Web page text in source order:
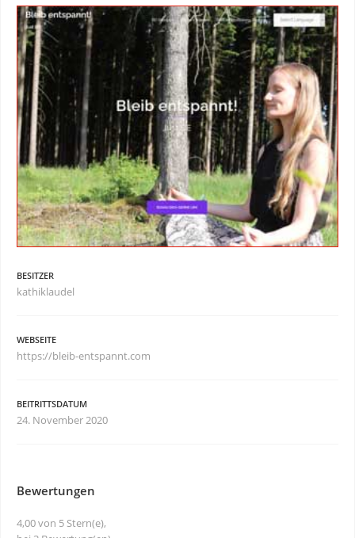
BESITZER
kathiklaudel
WEBSEITE
https://bleib-entspannt.com
BEITRITTSDATUM
24. November 2020
Bewertungen
4,00 von 5 Stern(e),